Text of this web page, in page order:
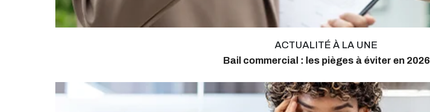
ACTUALITÉ À LA UNE
Bail commercial : les pièges à éviter en 2026